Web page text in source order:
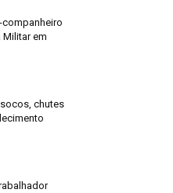
companheiro
Militar em
chutes